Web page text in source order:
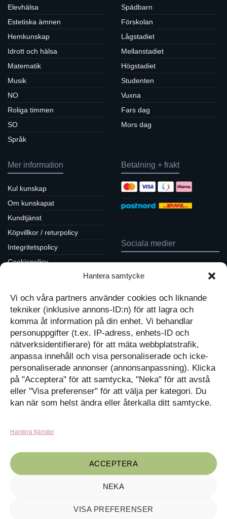
Hantera samtycke
Vi och våra partners använder cookies och liknande
tekniker (inklusive annons-ID:n) för att lagra och
komma åt information på din enhet. Vi behandlar
personuppgifter (t.ex. IP-adress, enhets-ID och
nätverksidentifierare) för att mäta webbplatstrafik,
anpassa innehåll och visa personaliserade och icke-
personaliserade annonser (annonsanpassning). Klicka
på "Acceptera" för att samtycka, "Neka" för att avstå
eller "Visa preferenser" för att välja per kategori. Du
kan när som helst ändra eller återkalla ditt samtycke.
Hantera tjänster
ACCEPTERA
NEKA
VISA PREFERENSER
Elevhälsa
Estetiska ämnen
Hemkunskap
Idrott och hälsa
Matematik
Musik
NO
Roliga timmen
SO
Språk
Spädbarn
Förskolan
Lågstadiet
Mellanstadiet
Högstadiet
Studenten
Vuxna
Fars dag
Mors dag
Mer information
Kul kunskap
Om kunskapat
Kundtjänst
Köpvillkor / returpolicy
Integritetspolicy
Cookiepolicy
Kassan
Betalning + frakt
Sociala medier
Tavlor på Instagram
Diskutera på LinkedIn
Varukorg
Inga produkter i varukorgen.
GÅ TILLBAKA TILL
BUTIKEN
Kunskapat
Med barn och ungas
nyfikenhet som inspiration
skapar vi design som
förmedlar kunskap till en ny
generation.
Kunskapat, C/o Angry Creative AB, Drottninggatan 55, 602 32